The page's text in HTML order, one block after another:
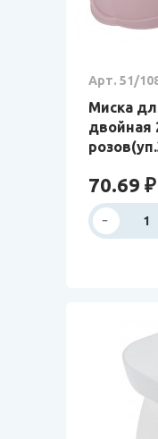
Арт. 51/
Миска
двойная
70.69 ₽